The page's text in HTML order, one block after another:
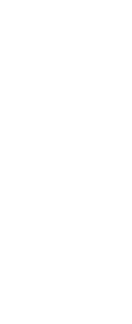
Ürün resmi
Ürün
Ürün
Ürün fiyatı
Bu ürüne